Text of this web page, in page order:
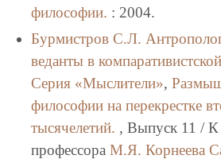
философии. : 2004.
Бурмистров С.Л.
веданты в
Серия «Мыслители»,
философии на перекрестке
тысячелетий. , Выпуск 11 / К
профессора М.Я. Корнеева